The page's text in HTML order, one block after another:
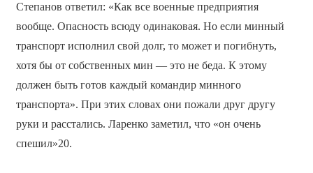
Степанов ответил: «Как все военные предприятия
вообще. Опасность всюду одинаковая. Но если минный
транспорт исполнил свой долг, то может и погибнуть,
хотя бы от собственных мин — это не беда. К этому
должен быть готов каждый командир минного
транспорта». При этих словах они пожали друг другу
руки и расстались. Ларенко заметил, что «он очень
спешил»20.